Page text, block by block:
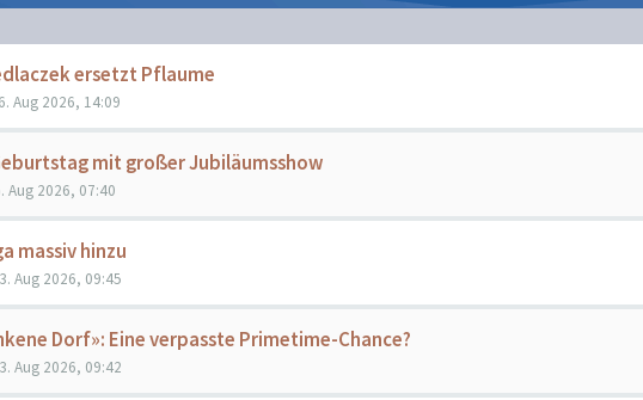
ersetzt Pflaume
Aug 2026, 14:09
mit großer Jubiläumsshow
Aug 2026, 07:40
massiv hinzu
Aug 2026, 09:45
Dorf»: Eine verpasste Primetime-Chance?
Aug 2026, 09:42